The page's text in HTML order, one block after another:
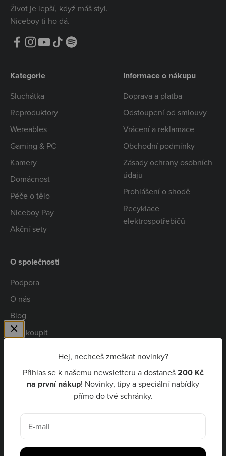
Hej, nechceš zmeškat novinky?
Přihlas se k našemu newsletteru a dostaneš200 Kč
na první nákup! Novinky, tipy a speciální nabídky
přímo do tvé schránky.
E-mail
Život je lepší, když máš styl.
Niceboy ti ho dá.
Kategorie
Sluchátka
Reproduktory
Wereables
Gaming & PC
Kamery
Domácnost
Péče o tělo
Niceboy Pay
Akční sety
Informace o nákupu
Doprava a platba
Odstoupení od smlouvy
Vrácení a reklamace
Obchodní podmínky
Zásady ochrany osobních
údajů
Prohlášení o shodě
Recyklace
elektrospotřebičů
O společnosti
Podpora
O nás
Blog
Kde koupit
Niceboy Pay
CZK Kč